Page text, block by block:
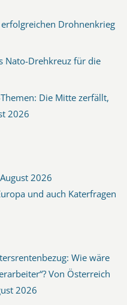
Drohnenkrieg
Nato-Drehkreuz für die
Die Mitte zerfällt,
2026
2026
und auch Katerfragen
Wie wäre
Von Österreich
2026